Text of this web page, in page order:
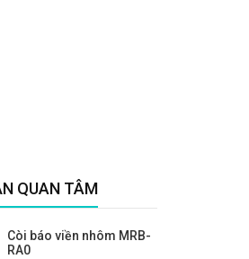
QUAN TÂM
Còi báo viền nhôm MRB-
RA0